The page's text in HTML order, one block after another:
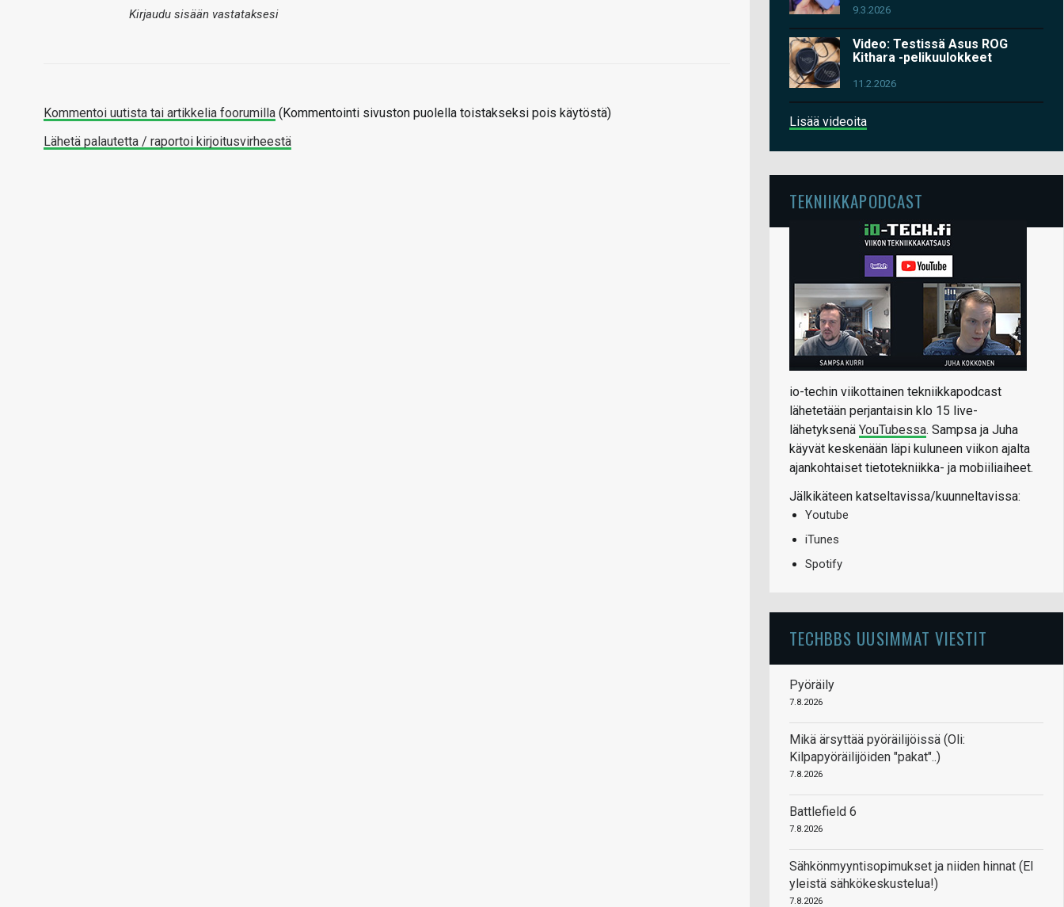
Kirjaudu sisään vastataksesi
Kommentoi uutista tai artikkelia foorumilla (Kommentointi sivuston puolella toistakseksi pois käytöstä)
Lähetä palautetta / raportoi kirjoitusvirheestä
9.3.2026
Video: Testissä Asus ROG
Kithara -pelikuulokkeet
11.2.2026
Lisää videoita
TEKNIIKKAPODCAST
io-techin viikottainen tekniikkapodcast
lähetetään perjantaisin klo 15 live-
lähetyksenä YouTubessa. Sampsa ja Juha
käyvät keskenään läpi kuluneen viikon ajalta
ajankohtaiset tietotekniikka- ja mobiiliaiheet.
Jälkikäteen katseltavissa/kuunneltavissa:
Youtube
iTunes
Spotify
TECHBBS UUSIMMAT VIESTIT
Pyöräily
7.8.2026
Mikä ärsyttää pyöräilijöissä (Oli:
Kilpapyöräilijöiden "pakat"..)
7.8.2026
Battlefield 6
7.8.2026
Sähkönmyyntisopimukset ja niiden hinnat (EI
yleistä sähkökeskustelua!)
7.8.2026